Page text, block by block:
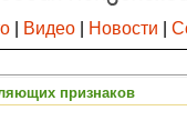
Видео Новости
признаков